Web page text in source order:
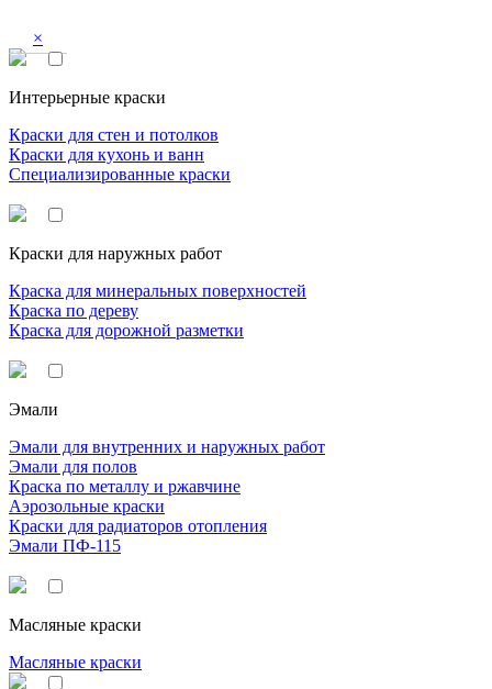
×
Интерьерные краски
Краски для стен и потолков
Краски для кухонь и ванн
Специализированные краски
Краски для наружных работ
Краска для минеральных поверхностей
Краска по дереву
Краска для дорожной разметки
Эмали
Эмали для внутренних и наружных работ
Эмали для полов
Краска по металлу и ржавчине
Аэрозольные краски
Краски для радиаторов отопления
Эмали ПФ-115
Масляные краски
Масляные краски